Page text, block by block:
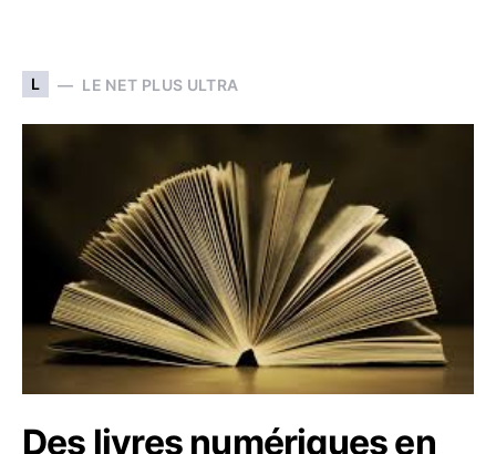
L LE NET PLUS ULTRA
Des livres numériques en